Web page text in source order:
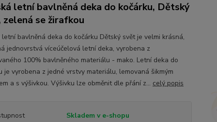
letní bavlněná deka do kočárku, Dětský
zelená se žirafkou
letní bavlněná deka do kočárku Dětský svět je velmi krásná,
jednovrstvá víceúčelová letní deka, vyrobena z
100% bavlněného materiálu - mako. Letní deka do
je vyrobena z jedné vrstvy materiálu, lemovaná šikmým
a s výšivkou. Výšivku lze obměnit dle přání z... celý popis
Skladem v e-shopu